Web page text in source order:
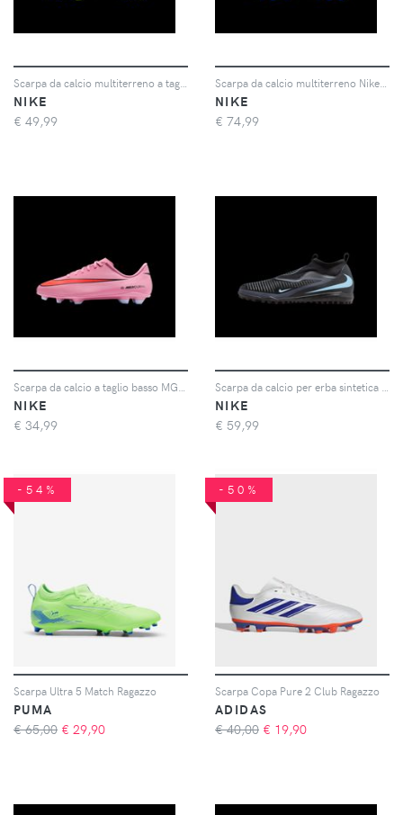
NIKE
€ 49,99
NIKE
€ 74,99
NIKE
€ 34,99
NIKE
€ 59,99
-54%
Scarpa Ultra 5 Match Ragazzo
PUMA
€ 65,00 € 29,90
-50%
Scarpa Copa Pure 2 Club Ragazzo
ADIDAS
€ 40,00 € 19,90